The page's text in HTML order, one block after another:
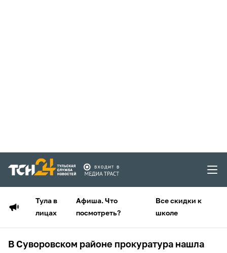
Тула в
лицах
Афиша. Что
посмотреть?
Все скидки к
школе
В Суворовском районе прокуратура нашла